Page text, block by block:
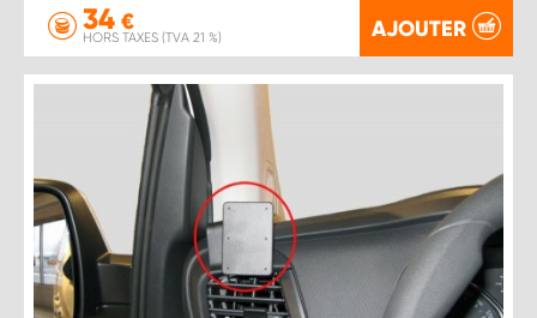
34 €
HORS TAXES (TVA 21 %) AJOUTER